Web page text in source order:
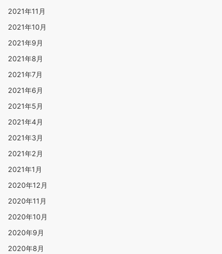
2021年11月
2021年10月
2021年9月
2021年8月
2021年7月
2021年6月
2021年5月
2021年4月
2021年3月
2021年2月
2021年1月
2020年12月
2020年11月
2020年10月
2020年9月
2020年8月